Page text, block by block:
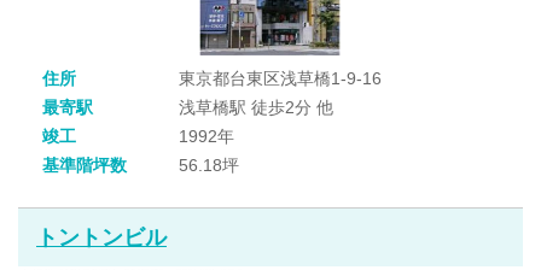
住所
東京都台東区浅草橋1-9-16
最寄駅
浅草橋駅 徒歩2分 他
竣工
1992年
基準階坪数
56.18坪
トントンビル